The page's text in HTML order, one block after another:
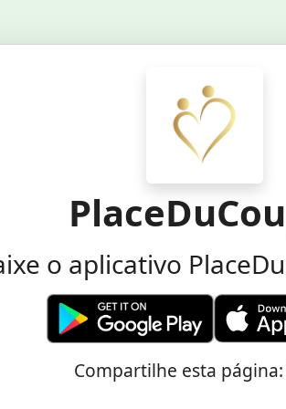
o aplicativo
Compartilhe esta página: